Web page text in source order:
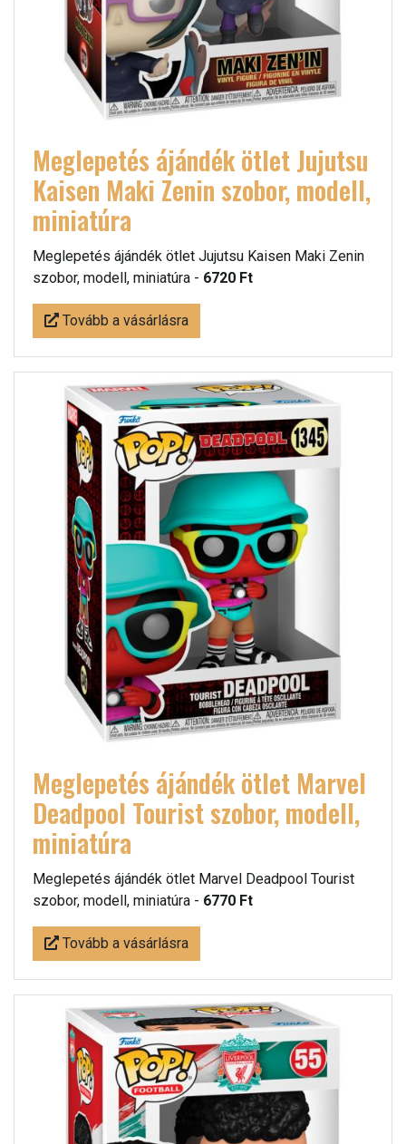
Meglepetés ájándék ötlet Jujutsu
Kaisen Maki Zenin szobor, modell,
miniatúra
Meglepetés ájándék ötlet Jujutsu Kaisen Maki Zenin
szobor, modell, miniatúra - 6720 Ft
Tovább a vásárlásra
Meglepetés ájándék ötlet Marvel
Deadpool Tourist szobor, modell,
miniatúra
Meglepetés ájándék ötlet Marvel Deadpool Tourist
szobor, modell, miniatúra - 6770 Ft
Tovább a vásárlásra